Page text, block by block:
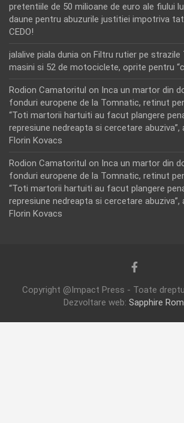
pretentiile de 50 milioane de euro ale fiului
daune pentru abuzurile justitiei impotriva
CEDO!
jalalive piala dunia on Filtru rutier pe strazile
masini si 52 de motociclete, oprite pentru
Rodion Camatoritul on Inca un martor din
fonduri europene de la Tomnatic, retinut
“Toti martorii hartuiti au facut plangere
represiune nedreapta si cercetare
Florin Kovacs
Rodion Camatoritul on Inca un martor din
fonduri europene de la Tomnatic, retinut
“Toti martorii hartuiti au facut plangere
represiune nedreapta si cercetare
Florin Kovacs
Copyright @Impact Press - Toate
Dezvoltare web: Sapphire